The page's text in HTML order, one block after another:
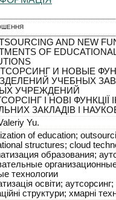
AND NEW
OF
И НОВЫЕ
УЧЕБНЫХ
УЧРЕЖДЕНИЙ
І НОВІ ФУНКЦІЇ
ЗАКЛАДІВ І
Yu.
of education;
structures; cloud
образования;
технологии
освіти; аутсорсинг;
структури; хмарні